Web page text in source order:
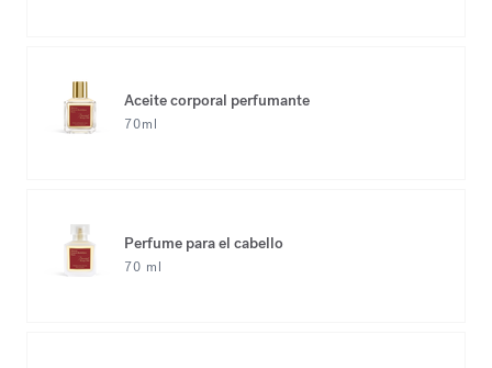
Aceite corporal perfumante
70ml
Perfume para el cabello
70 ml